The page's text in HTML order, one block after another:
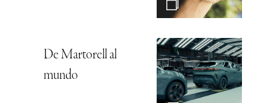
De Martorell al
mundo